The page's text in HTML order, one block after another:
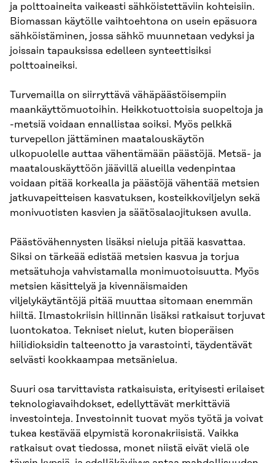
ja polttoaineita vaikeasti sähköistettäviin kohteisiin.
Biomassan käytölle vaihtoehtona on usein epäsuora
sähköistäminen, jossa sähkö muunnetaan vedyksi ja
joissain tapauksissa edelleen synteettisiksi
polttoaineiksi.
Turvemailla on siirryttävä vähäpäästöisempiin
maankäyttömuotoihin. Heikkotuottoisia suopeltoja ja
-metsiä voidaan ennallistaa soiksi. Myös pelkkä
turvepellon jättäminen maatalouskäytön
ulkopuolelle auttaa vähentämään päästöjä. Metsä- ja
maatalouskäyttöön jäävillä alueilla vedenpintaa
voidaan pitää korkealla ja päästöjä vähentää metsien
jatkuvapeitteisen kasvatuksen, kosteikkoviljelyn sekä
monivuotisten kasvien ja säätösalaojituksen avulla.
Päästövähennysten lisäksi nieluja pitää kasvattaa.
Siksi on tärkeää edistää metsien kasvua ja torjua
metsätuhoja vahvistamalla monimuotoisuutta. Myös
metsien käsittelyä ja kivennäismaiden
viljelykäytäntöjä pitää muuttaa sitomaan enemmän
hiiltä. Ilmastokriisin hillinnän lisäksi ratkaisut torjuvat
luontokatoa. Tekniset nielut, kuten bioperäisen
hiilidioksidin talteenotto ja varastointi, täydentävät
selvästi kookkaampaa metsänielua.
Suuri osa tarvittavista ratkaisuista, erityisesti erilaiset
teknologiavaihdokset, edellyttävät merkittäviä
investointeja. Investoinnit tuovat myös työtä ja voivat
tukea kestävää elpymistä koronakriisistä. Vaikka
ratkaisut ovat tiedossa, monet niistä eivät vielä ole